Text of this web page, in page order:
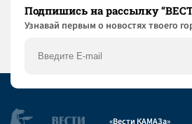
Подпишись на рассылку
Узнaвай первым о новостях твоего